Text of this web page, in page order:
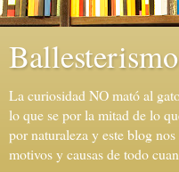
Ballesterismo
La curiosidad NO mató al
lo que se por la mitad de lo
por naturaleza y este blog
motivos y causas de todo